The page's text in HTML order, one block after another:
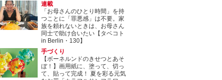
連載
「お母さんのひとり時間」を持
つことに「罪悪感」は不要。家
族を頼れないときは、お母さん
同士で助け合いたい【タベコト
in Berlin・130】
手づくり
【ボーネルンドのきせつとあそ
ぼ！】画用紙に、塗って、切っ
て、貼って完成！ 夏を彩る元気